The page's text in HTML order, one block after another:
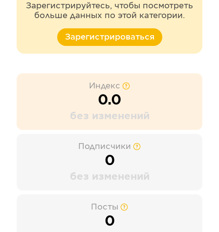
Зарегистрируйтесь, чтобы посмотреть
больше данных по этой категории.
Зарегистрироваться
Индекс
0.0
без изменений
Подписчики
0
без изменений
Посты
0